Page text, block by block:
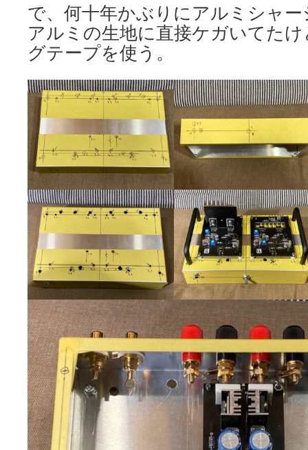
で、何十年かぶりにアルミシャ
アルミの生地に直接ケガいてた
グテープを使う。